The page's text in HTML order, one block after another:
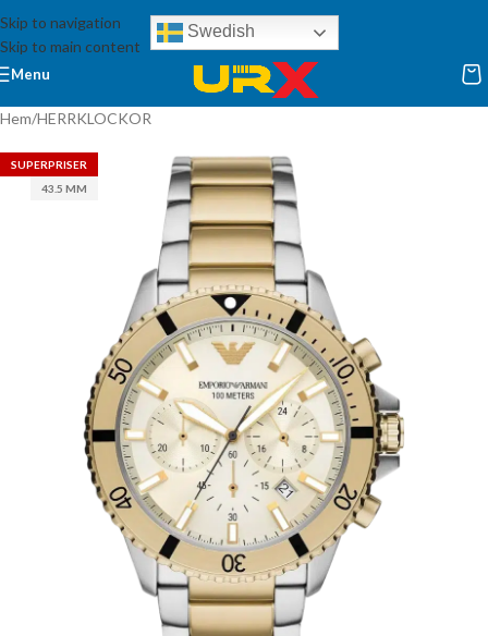
Skip to navigation
Skip to main content
Swedish
Menu
Hem/HERRKLOCKOR
SUPERPRISER
43.5 MM